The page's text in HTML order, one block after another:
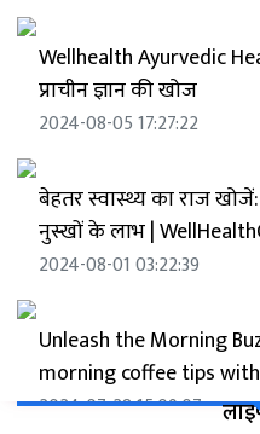
Wellhealth Ayurvedic
प्राचीन ज्ञान की खोज
2024-08-05 17:27:22
बेहतर स्वास्थ्य का राज
नुस्खों के लाभ |
2024-08-01 03:22:39
Unleash the Morning
morning coffee tips
2024-07-28 15:09:07